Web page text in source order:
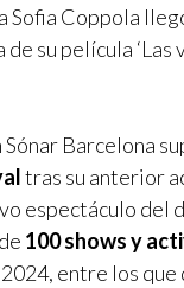
Sofia Coppola
de su película ‘Las
Sónar Barcelona
tras su anterior
espectáculo del
100 shows y
entre los que